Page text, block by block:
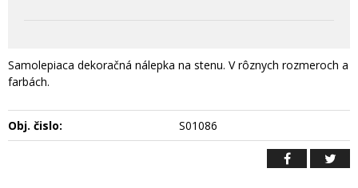
Samolepiaca dekoračná nálepka na stenu. V rôznych rozmeroch a
farbách.
Obj. čislo: S01086